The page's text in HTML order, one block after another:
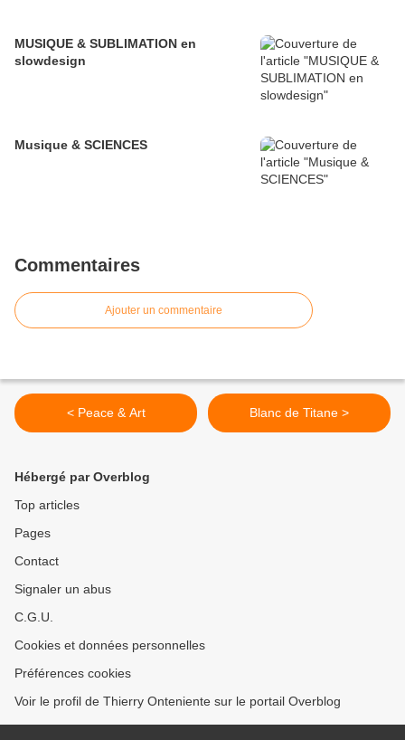
MUSIQUE & SUBLIMATION en
slowdesign
Musique & SCIENCES
Commentaires
Ajouter un commentaire
< Peace & Art Blanc de Titane >
Hébergé par Overblog
Top articles
Pages
Contact
Signaler un abus
C.G.U.
Cookies et données personnelles
Préférences cookies
Voir le profil de Thierry Onteniente sur le portail Overblog